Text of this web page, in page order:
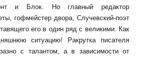
и Блок. Но главный редактор
гофмейстер двора, Случевский-поэт
его в один ряд с великими. Как
ситуацию! Ракрутка писателя
с талантом, а в зависимости от